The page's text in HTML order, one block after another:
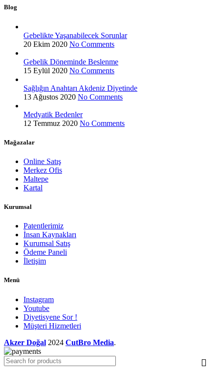
Blog
Gebelikte Yaşanabilecek Sorunlar
20 Ekim 2020 No Comments
Gebelik Döneminde Beslenme
15 Eylül 2020 No Comments
Sağlığın Anahtarı Akdeniz Diyetinde
13 Ağustos 2020 No Comments
Medyatik Bedenler
12 Temmuz 2020 No Comments
Mağazalar
Online Satış
Merkez Ofis
Maltepe
Kartal
Kurumsal
Patentlerimiz
İnsan Kaynakları
Kurumsal Satış
Ödeme Paneli
İletişim
Menü
Instagram
Youtube
Diyetisyene Sor !
Müşteri Hizmetleri
Akzer Doğal 2024 CutBro Media.